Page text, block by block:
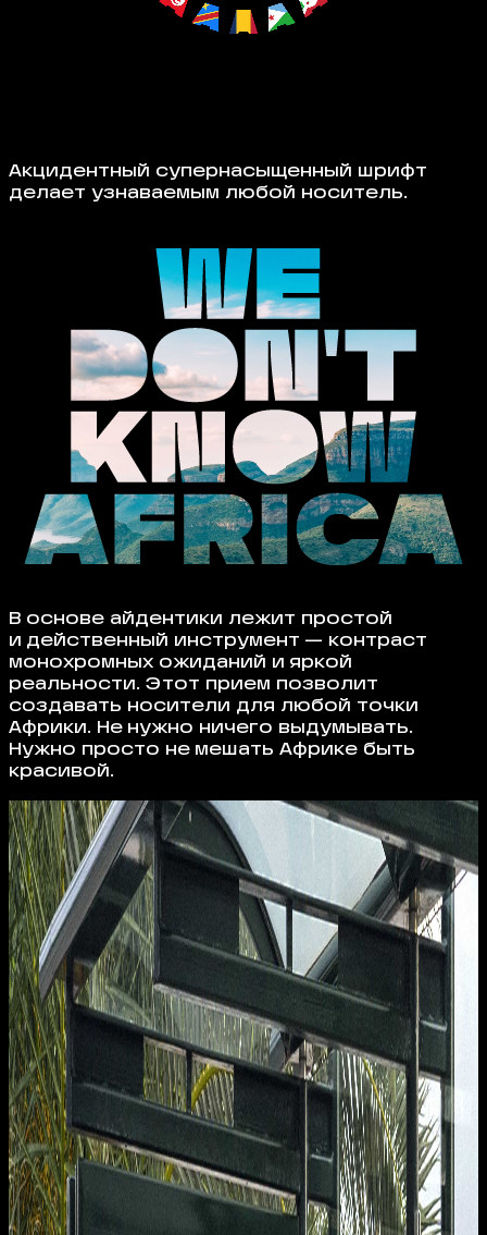
Акцидентный супернасыщенный шрифт
делает узнаваемым любой носитель.
В основе айдентики лежит простой
и действенный инструмент — контраст
монохромных ожиданий и яркой
реальности. Этот прием позволит
создавать носители для любой точки
Африки. Не нужно ничего выдумывать.
Нужно просто не мешать Африке быть
красивой.